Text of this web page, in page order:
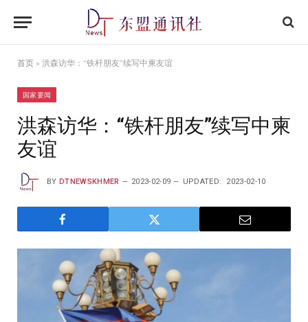
首页 » 洪森访华：“铁杆朋友”续写中柬友谊
国家要闻
洪森访华：“铁杆朋友”续写中柬
友谊
BY DTNEWSKHMER 2023-02-09 UPDATED: 2023-02-10